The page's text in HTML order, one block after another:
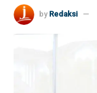
by Redaksi